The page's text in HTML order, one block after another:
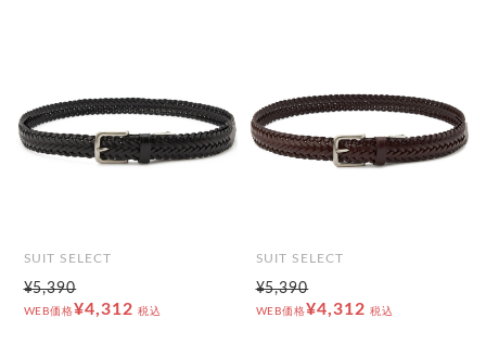
SUIT SELECT
¥5,390
WEB価格¥4,312 税込
SUIT SELECT
¥5,390
WEB価格¥4,312 税込
前の画像 次の